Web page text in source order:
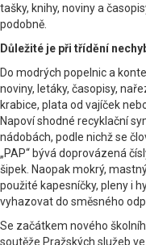
tašky, knihy, noviny a
podobně.
Důležité je při třídění
Do modrých popelnic a
noviny, letáky, časopisy,
krabice, plata od vajíček
Napoví shodné recyklační
nádobách, podle nichž se
„PAP“ bývá doprovázená
šipek. Naopak mokrý,
použité kapesníčky, pleny i
vyhazovat do směsného
Se začátkem nového
soutěže Pražských služeb